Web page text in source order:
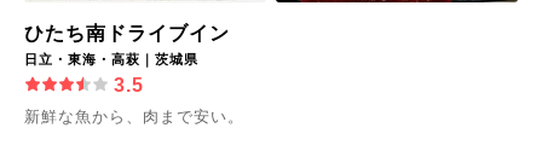
ひたち南ドライブイン
日立・東海・高萩｜茨城県
3.5
新鮮な魚から、肉まで安い。